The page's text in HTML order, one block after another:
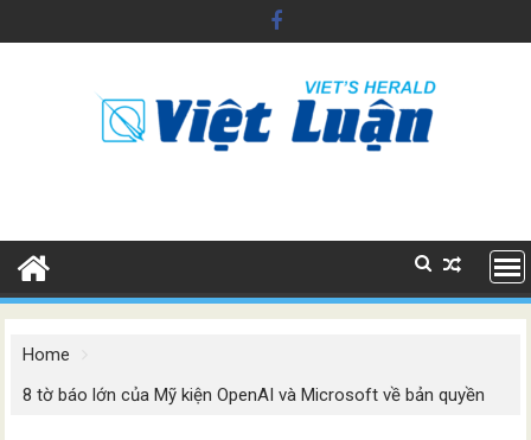
to
Home
8 tờ báo lớn của Mỹ kiện OpenAI và Microsoft về bản quyền